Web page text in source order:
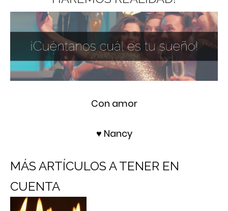
Con amor
♥ Nancy
MÁS ARTÍCULOS A TENER EN
CUENTA